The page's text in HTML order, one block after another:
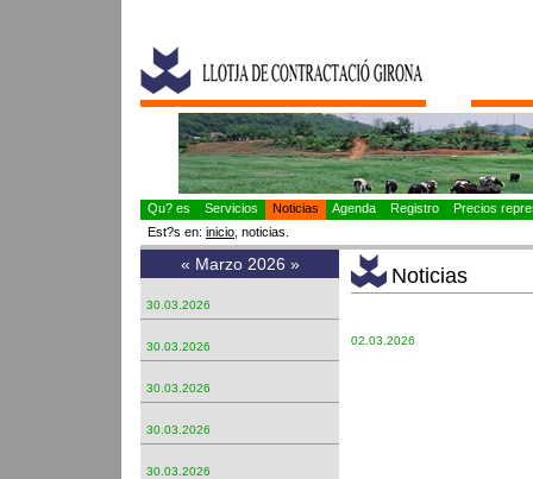
Qu? es Servicios Noticias Agenda Registro
Precios
Est?s en: inicio , noticias.
« Marzo 2026 »
30.03.2026
30.03.2026
30.03.2026
30.03.2026
30.03.2026
Noticias
02.03.2026